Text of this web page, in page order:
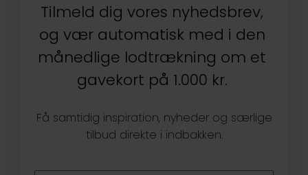
Tilmeld dig vores nyhedsbrev,
og vær automatisk med i den
månedlige lodtrækning om et
gavekort på 1.000 kr.
Få samtidig inspiration, nyheder og særlige
tilbud direkte i indbakken.